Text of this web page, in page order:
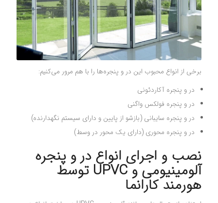
برخی از انواع محبوب این در و پنجره‌ها را با هم مرور می‌کنیم:
در و پنجره آکاردئونی
در و پنجره فولکس واگنی
در و پنجره سایبانی (بازشو از پایین و دارای سیستم نگهدارنده)
در و پنجره محوری (دارای یک محور در وسط)
نصب و اجرای انواع در و پنجره
آلومینیومی و UPVC توسط
هورمند کارانما